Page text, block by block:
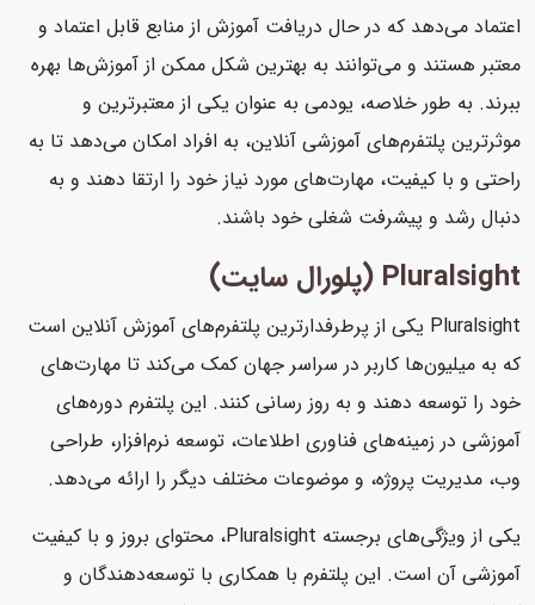
اعتماد می‌دهد که در حال دریافت آموزش از منابع قابل اعتماد و
معتبر هستند و می‌توانند به بهترین شکل ممکن از آموزش‌ها بهره
ببرند. به طور خلاصه، یودمی به عنوان یکی از معتبرترین و
موثرترین پلتفرم‌های آموزشی آنلاین، به افراد امکان می‌دهد تا به
راحتی و با کیفیت، مهارت‌های مورد نیاز خود را ارتقا دهند و به
دنبال رشد و پیشرفت شغلی خود باشند.
Pluralsight (پلورال سایت)
Pluralsight یکی از پرطرفدارترین پلتفرم‌های آموزش آنلاین است
که به میلیون‌ها کاربر در سراسر جهان کمک می‌کند تا مهارت‌های
خود را توسعه دهند و به روز رسانی کنند. این پلتفرم دوره‌های
آموزشی در زمینه‌های فناوری اطلاعات، توسعه نرم‌افزار، طراحی
وب، مدیریت پروژه، و موضوعات مختلف دیگر را ارائه می‌دهد.
یکی از ویژگی‌های برجسته Pluralsight، محتوای بروز و با کیفیت
آموزشی آن است. این پلتفرم با همکاری با توسعه‌دهندگان و